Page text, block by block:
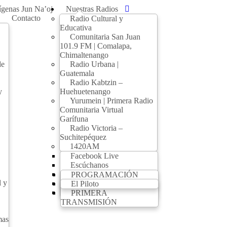
Jun Na’oj
Nuestras Radios
Radio Cultural y
Educativa
Comunitaria San Juan
101.9 FM | Comalapa,
Chimaltenango
Radio Urbana |
Guatemala
Radio Kabtzin –
Huehuetenango
Yurumein | Primera Radio
Comunitaria Virtual
Garífuna
Radio Victoria –
Suchitepéquez
1420AM
Facebook Live
Escúchanos
PROGRAMACIÓN
1420AM
PRIMERA
TRANSMISIÓN
Producción radiofónica
El Piloto
Videos
Campañas
y
Contacto